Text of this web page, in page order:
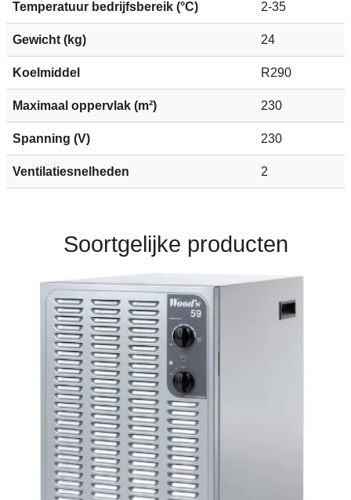
Temperatuur bedrijfsbereik (°C) 2-35
Gewicht (kg) 24
Koelmiddel R290
Maximaal oppervlak (m²) 230
Spanning (V) 230
Ventilatiesnelheden 2
Soortgelijke producten